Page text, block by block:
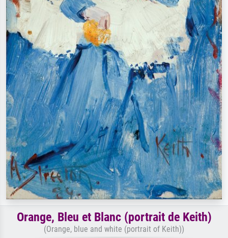
Orange, Bleu et Blanc (portrait de Keith)
(Orange, blue and white (portrait of Keith))